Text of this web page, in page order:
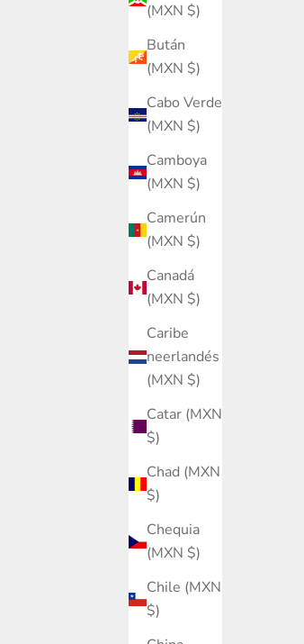
(MXN $)
Bután
(MXN $)
Cabo Verde
(MXN $)
Camboya
(MXN $)
Camerún
(MXN $)
Canadá
(MXN $)
Caribe
neerlandés
(MXN $)
Catar (MXN
$)
Chad (MXN
$)
Chequia
(MXN $)
Chile (MXN
$)